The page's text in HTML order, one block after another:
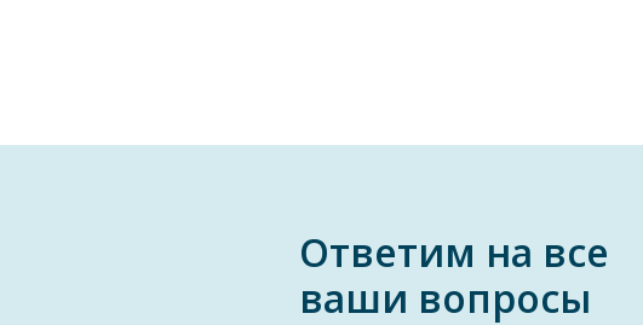
Ответим на все
ваши вопросы